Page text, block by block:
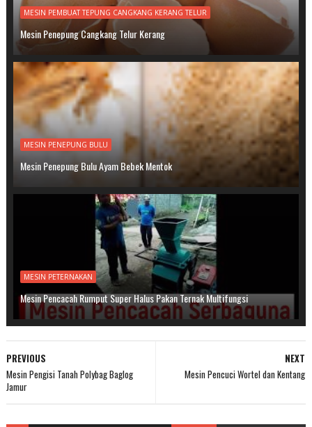
MESIN PEMBUAT TEPUNG CANGKANG KERANG TELUR
Mesin Penepung Cangkang Telur Kerang
MESIN PENEPUNG BULU
Mesin Penepung Bulu Ayam Bebek Mentok
MESIN PETERNAKAN
Mesin Pencacah Rumput Super Halus Pakan Ternak Multifungsi
NEXT
Mesin Pencuci Wortel dan Kentang
PREVIOUS
Mesin Pengisi Tanah Polybag Baglog
Jamur